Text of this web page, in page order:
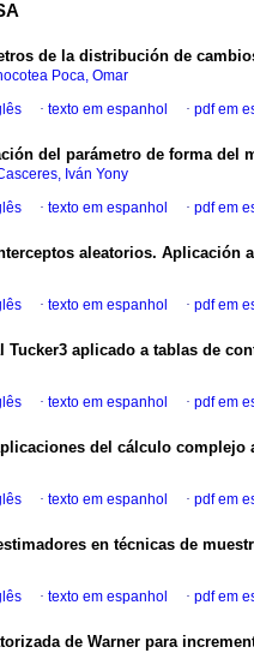
de la distribución de
Poca, Omar
· texto em espanhol · pdf em
del parámetro de forma del
Iván Yony
· texto em espanhol · pdf em
aleatorios. Aplicación
· texto em espanhol · pdf em
Tucker3 aplicado a tablas de
· texto em espanhol · pdf em
del cálculo complejo
· texto em espanhol · pdf em
en técnicas de
· texto em espanhol · pdf em
de Warner para